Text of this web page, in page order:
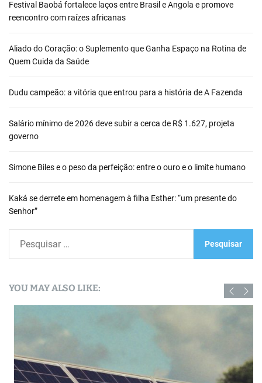
Festival Baobá fortalece laços entre Brasil e Angola e promove
reencontro com raízes africanas
Aliado do Coração: o Suplemento que Ganha Espaço na Rotina de
Quem Cuida da Saúde
Dudu campeão: a vitória que entrou para a história de A Fazenda
Salário mínimo de 2026 deve subir a cerca de R$ 1.627, projeta
governo
Simone Biles e o peso da perfeição: entre o ouro e o limite humano
Kaká se derrete em homenagem à filha Esther: “um presente do
Senhor”
u
YOU MAY ALSO LIKE: